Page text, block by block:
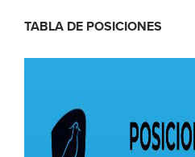
TABLA DE POSICIONES